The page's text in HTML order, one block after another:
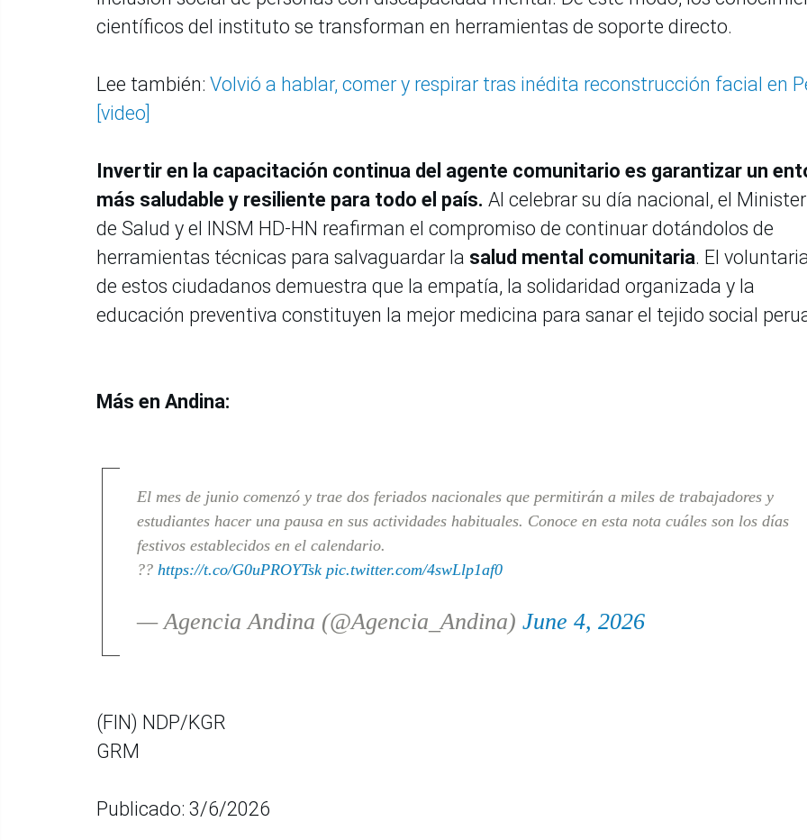
científicos del instituto se transforman en herramientas de soporte directo.
Lee también: Volvió a hablar, comer y respirar tras inédita reconstrucción facial en
[video]
Invertir en la capacitación continua del agente comunitario es garantizar un
más saludable y resiliente para todo el país. Al celebrar su día nacional, el
de Salud y el INSM HD-HN reafirman el compromiso de continuar dotándolos de
herramientas técnicas para salvaguardar la salud mental comunitaria. El
de estos ciudadanos demuestra que la empatía, la solidaridad organizada y la
educación preventiva constituyen la mejor medicina para sanar el tejido social
Más en Andina:
El mes de junio comenzó y trae dos feriados nacionales que permitirán a miles de trabajadores y
estudiantes hacer una pausa en sus actividades habituales. Conoce en esta nota cuáles son los días
festivos establecidos en el calendario.
?? https://t.co/G0uPROYTsk pic.twitter.com/4swLlp1af0
— Agencia Andina (@Agencia_Andina) June 4, 2026
(FIN) NDP/KGR
GRM
Publicado: 3/6/2026